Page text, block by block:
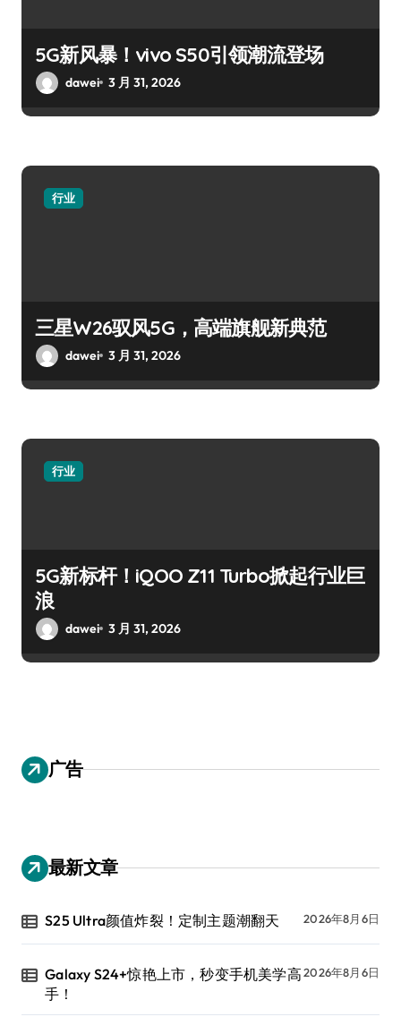
5G新风暴！vivo S50引领潮流登场
dawei 3 月 31, 2026
行业
三星W26驭风5G，高端旗舰新典范
dawei 3 月 31, 2026
行业
5G新标杆！iQOO Z11 Turbo掀起行业巨
浪
dawei 3 月 31, 2026
广告
最新文章
S25 Ultra颜值炸裂！定制主题潮翻天 2026年8月6日
Galaxy S24+惊艳上市，秒变手机美学高
手！
2026年8月6日